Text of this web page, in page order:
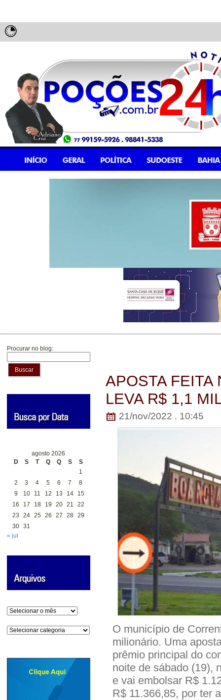
Procurar no blog:
Buscar
agosto 2026
D
S T Q Q S
S
1
2
3 4 5 6 7
8
9
10 11 12 13 14
15
16
17 18 19 20 21
22
23
24 25 26 27 28 29
30 31
« jul
Arquivos
Categorias
APOSTA FEITA
LEVA R$ 1,1
21/nov/2022 . 10:45
O município de
milionário. Uma
prêmio principal do
noite de sábado (19),
e vai embolsar R$
R$ 11.366,85, por ter